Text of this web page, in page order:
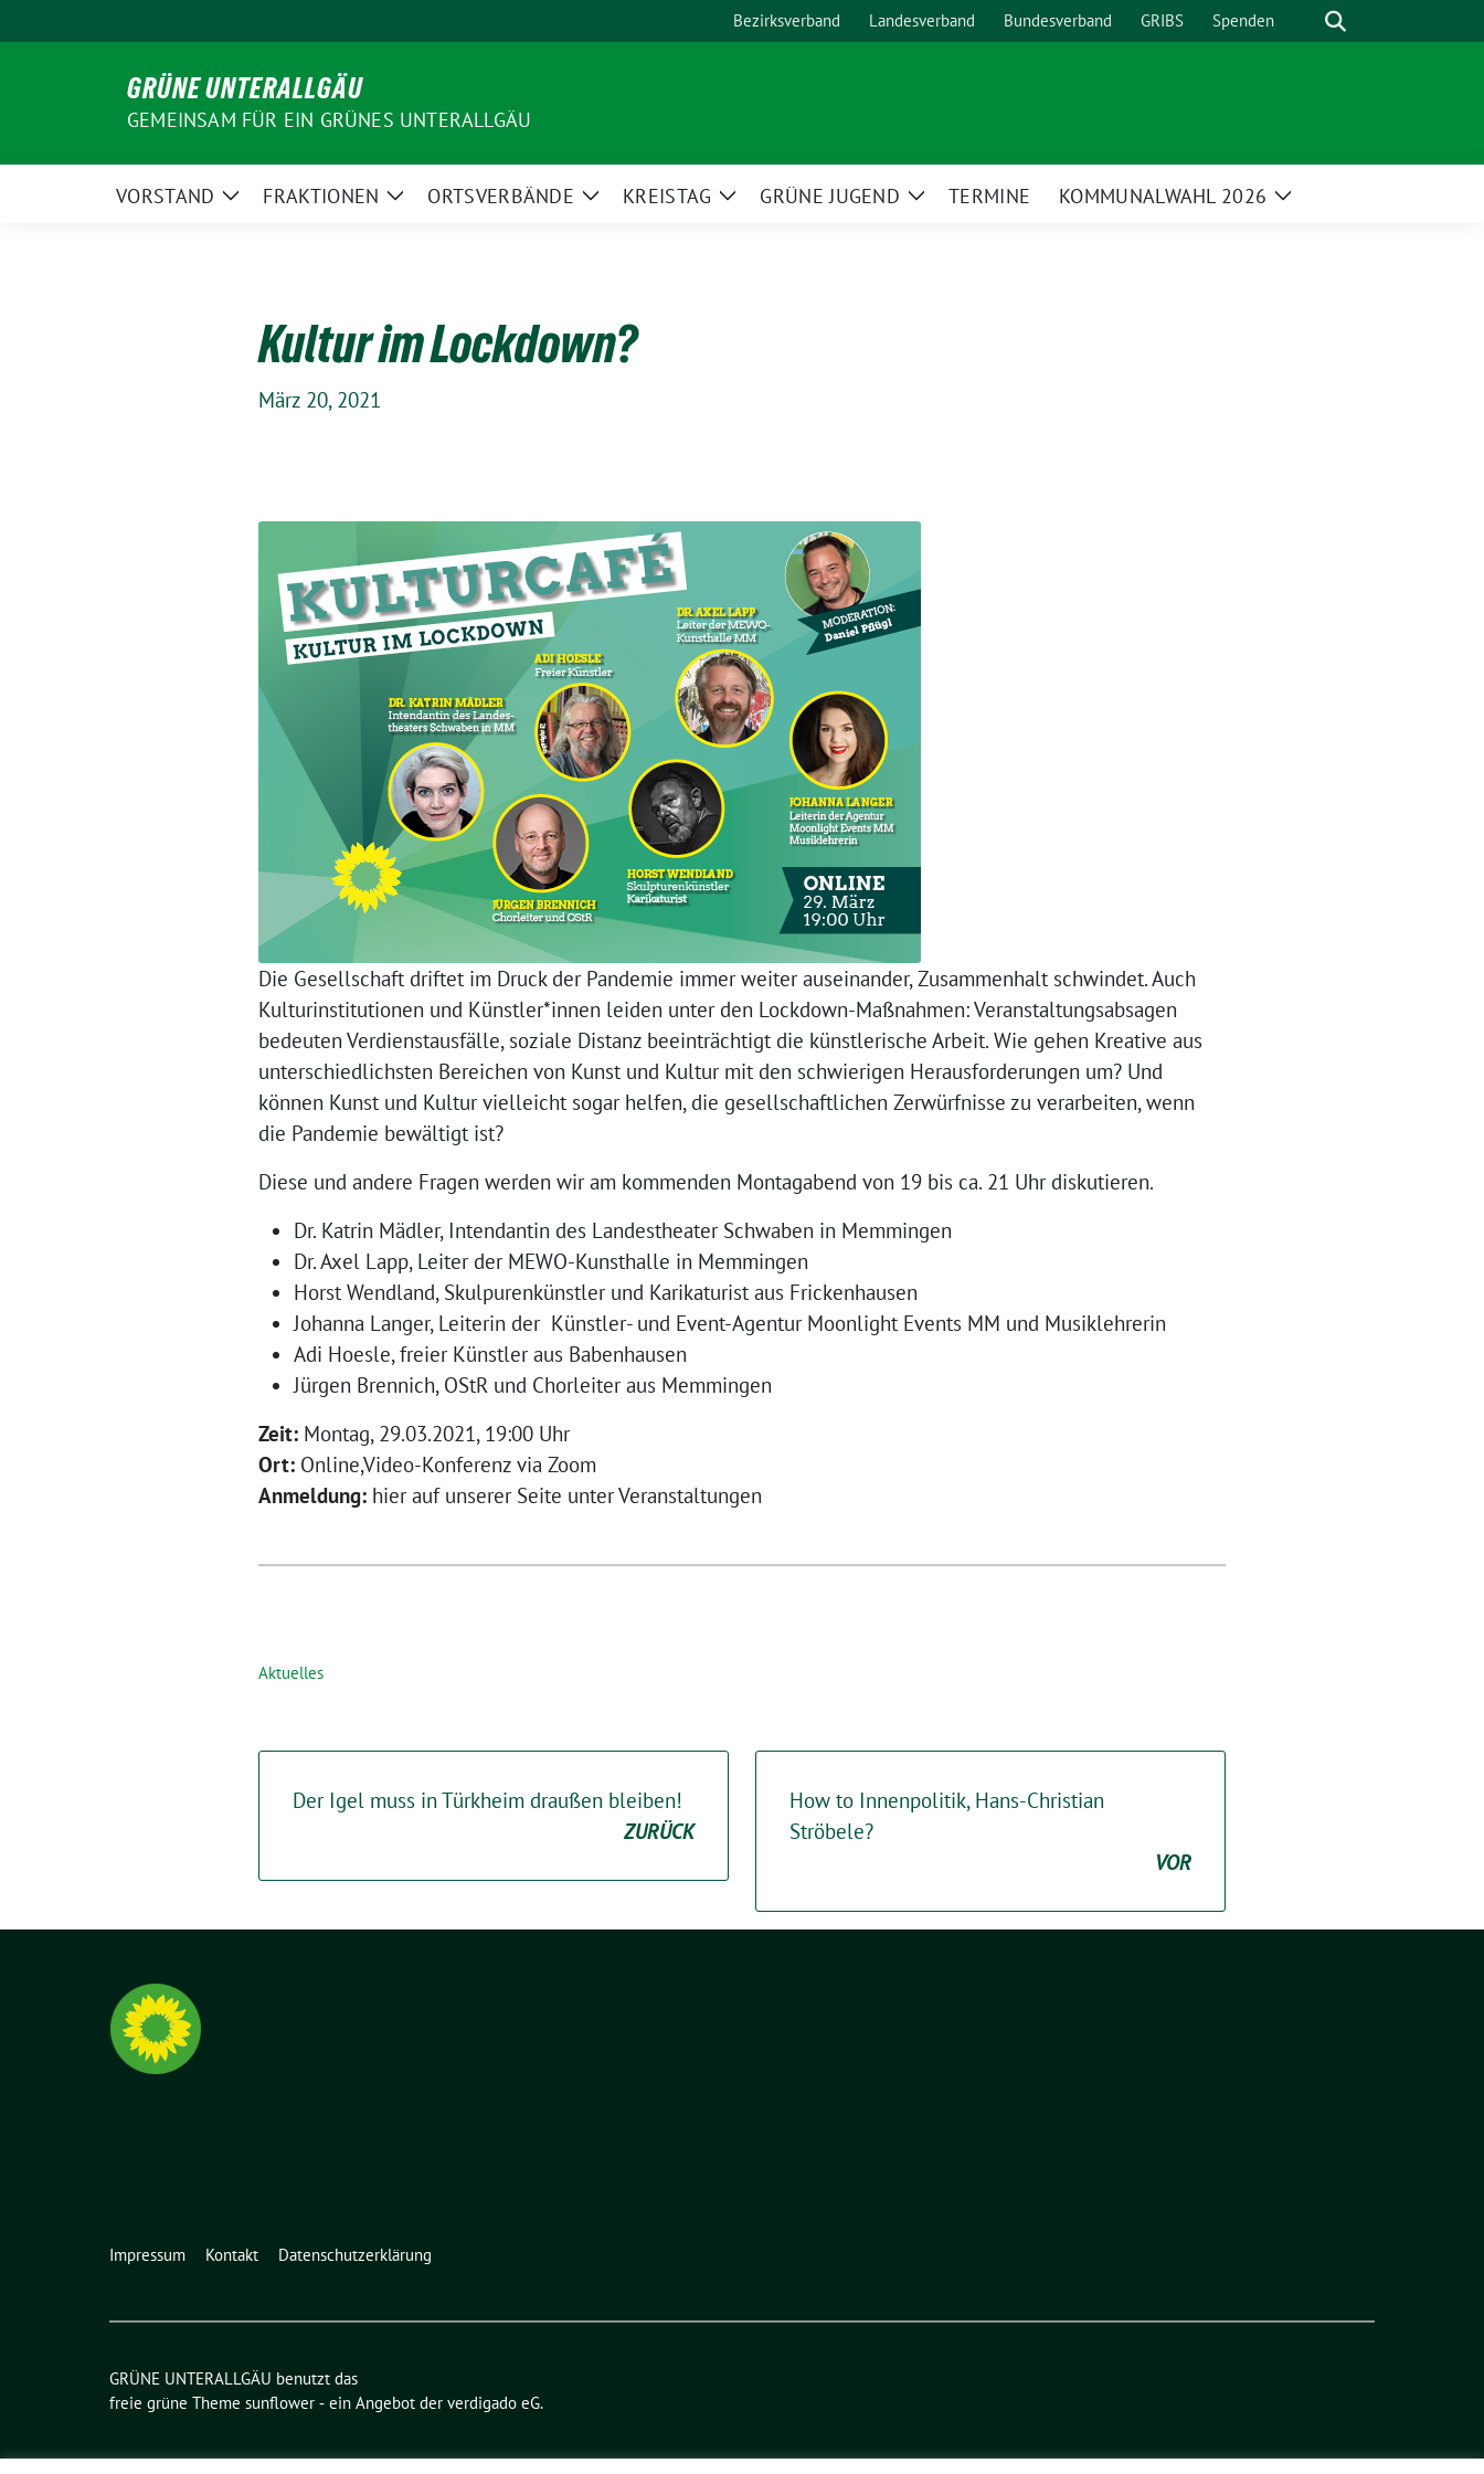
zum
Bezirksverband Landesverband Bundesverband GRIBS Spenden Suche
GRÜNE UNTERALLGÄU
GEMEINSAM FÜR EIN GRÜNES UNTERALLGÄU
VORSTAND
ZeigeFRAKTIONEN
ZeigeORTSVERBÄNDE
ZeigeKREISTAG
ZeigeGRÜNE JUGEND
ZeigeTERMINE KOMMUNALWAHL 2026
Zeige
Kultur im Lockdown?
März 20, 2021
Die Gesellschaft driftet im Druck der Pandemie immer weiter auseinander, Zusammenhalt schwindet. Auch
Kulturinstitutionen und Künstler*innen leiden unter den Lockdown-Maßnahmen: Veranstaltungsabsagen
bedeuten Verdienstausfälle, soziale Distanz beeinträchtigt die künstlerische Arbeit. Wie gehen Kreative aus
unterschiedlichsten Bereichen von Kunst und Kultur mit den schwierigen Herausforderungen um? Und
können Kunst und Kultur vielleicht sogar helfen, die gesellschaftlichen Zerwürfnisse zu verarbeiten, wenn
die Pandemie bewältigt ist?
Diese und andere Fragen werden wir am kommenden Montagabend von 19 bis ca. 21 Uhr diskutieren.
Dr. Katrin Mädler, Intendantin des Landestheater Schwaben in Memmingen
Dr. Axel Lapp, Leiter der MEWO-Kunsthalle in Memmingen
Horst Wendland, Skulpurenkünstler und Karikaturist aus Frickenhausen
Johanna Langer, Leiterin der Künstler- und Event-Agentur Moonlight Events MM und Musiklehrerin
Adi Hoesle, freier Künstler aus Babenhausen
Jürgen Brennich, OStR und Chorleiter aus Memmingen
Zeit: Montag, 29.03.2021, 19:00 Uhr
Ort: Online,Video-Konferenz via Zoom
Anmeldung: hier auf unserer Seite unter Veranstaltungen
Aktuelles
Der Igel muss in Türkheim draußen bleiben!
ZURÜCK
How to Innenpolitik, Hans-Christian
Ströbele?
VOR
Impressum Kontakt Datenschutzerklärung
GRÜNE UNTERALLGÄU benutzt das
freie grüne Theme sunflower ‐ ein Angebot der verdigado eG.